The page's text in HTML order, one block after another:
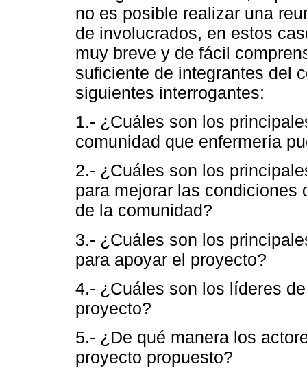
no es posible realizar una
de involucrados, en estos
muy breve y de fácil
suficiente de integrantes del
siguientes interrogantes:
1.- ¿Cuáles son los
comunidad que enfermería
2.- ¿Cuáles son los
para mejorar las condiciones
de la comunidad?
3.- ¿Cuáles son los
para apoyar el proyecto?
4.- ¿Cuáles son los líderes
proyecto?
5.- ¿De qué manera los
proyecto propuesto?